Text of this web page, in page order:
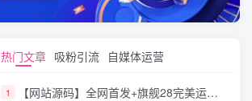
热门文章 吸粉引流 自媒体运营
1 【网站源码】全网首发+旗舰28完美运营Java版高仿28圈+彩种丰富+机器人+眯牌